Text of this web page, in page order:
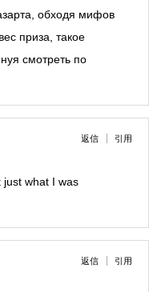
обходя мифов
приза, такое
смотреть по
返信 引用
just what I was
返信 引用